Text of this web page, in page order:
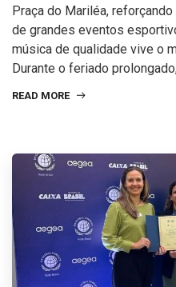
Praça do Mariléa,
de grandes eventos
música de qualidade vive o
Durante o feriado
READ MORE